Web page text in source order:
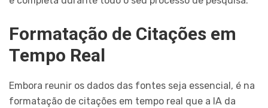
Formatação de Citações em
Tempo Real
Embora reunir os dados das fontes seja essencial, é na
formatação de citações em tempo real que a IA da